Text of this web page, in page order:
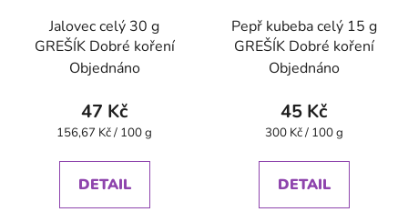
Jalovec celý 30 g
GREŠÍK Dobré koření
Objednáno
47 Kč
Měrná
156,67 Kč / 100 g
DETAIL
Pepř kubeba celý 15 g
GREŠÍK Dobré koření
Objednáno
45 Kč
Měrná
300 Kč / 100 g
DETAIL